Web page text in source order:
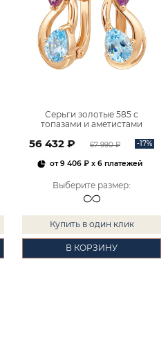
Серьги золотые 585 с
топазами и аметистами
56 432 ₽ 67 990 ₽ -17%
от9 406 ₽x 6 платежей
Выберите размер:
Купить в один клик
В КОРЗИНУ